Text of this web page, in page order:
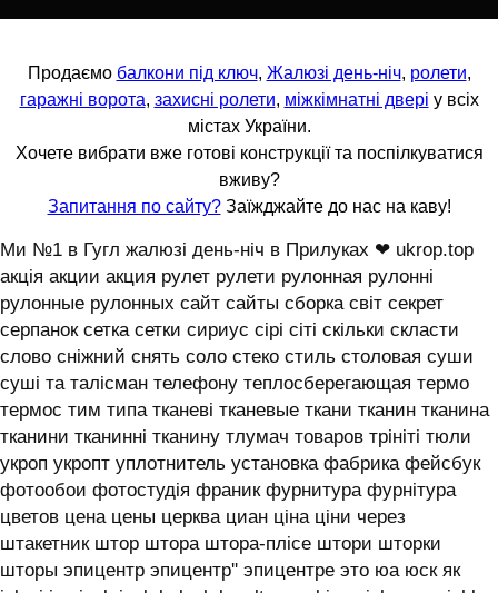
Продаємо балкони під ключ, Жалюзі день-ніч, ролети,
гаражні ворота, захисні ролети, міжкімнатні двері у всіх
містах України.
Хочете вибрати вже готові конструкції та поспілкуватися
вживу?
Запитання по сайту?Заїжджайте до нас на каву!
Ми №1 в Гугл жалюзі день-ніч в Прилуках ❤ ukrop.top
акція акции акция рулет рулети рулонная рулонні
рулонные рулонных сайт сайты сборка світ секрет
серпанок сетка сетки сириус сірі сіті скільки скласти
слово сніжний снять соло стеко стиль столовая суши
суші та талісман телефону теплосберегающая термо
термос тим типа тканеві тканевые ткани тканин тканина
тканини тканинні тканину тлумач товаров трініті тюли
укроп укропт уплотнитель установка фабрика фейсбук
фотообои фотостудія франик фурнитура фурнітура
цветов цена цены церква циан ціна ціни через
штакетник штор штора штора-плісе штори шторки
шторы эпицентр эпицентр'' эпицентре это юа юск як